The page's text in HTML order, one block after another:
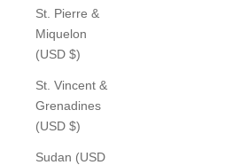
St. Pierre &
Miquelon
(USD $)
St. Vincent &
Grenadines
(USD $)
Sudan (USD